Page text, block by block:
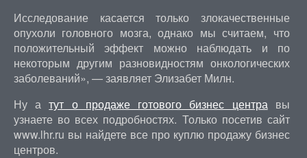
Исследование касается только злокачественные
опухоли головного мозга, однако мы считаем, что
положительный эффект можно наблюдать и по
некоторым другим разновидностям онкологических
заболеваний», — заявляет Элизабет Милн.
Ну атут о продаже готового бизнес центравы
узнаете во всех подробностях. Только посетив сайт
www.lhr.ru вы найдете все про куплю продажу бизнес
центров.